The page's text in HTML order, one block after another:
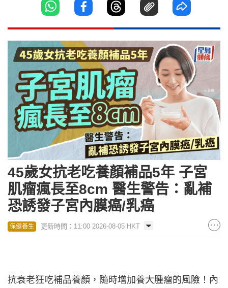
45歲女抗老吃養顏補品5年 子宮
肌瘤瘋長至8cm 醫生警告：亂補
恐誘發子宮內膜癌/乳癌
保健養生 更新時間：11:00 2026-08-05 HKT
抗衰老狂吃補品養顏，隨時增加養大腫瘤的風險！內